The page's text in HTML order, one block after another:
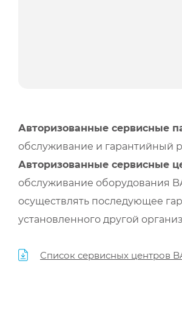
Авторизованные сервисные
обслуживание и гарантийный
Авторизованные сервисные
обслуживание оборудования
осуществлять последующее
установленного другой
Список сервисных центров